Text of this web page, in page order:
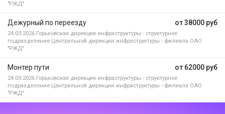
"РЖД"
от 38000 руб
Дежурный по переезду
24.03.2026 Горьковская дирекция инфраструктуры - структурное
подразделение Центральной дирекции инфраструктуры - филиала ОАО
"РЖД"
от 62000 руб
Монтер пути
24.03.2026 Горьковская дирекция инфраструктуры - структурное
подразделение Центральной дирекции инфраструктуры - филиала ОАО
"РЖД"